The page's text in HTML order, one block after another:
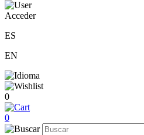
Acceder
ES
EN
0
0